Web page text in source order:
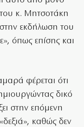
κ. Μητσοτάκη
εκδήλωση του
όπως επίσης και
φέρεται ότι
δικό
στην επόμενη
καθώς δεν